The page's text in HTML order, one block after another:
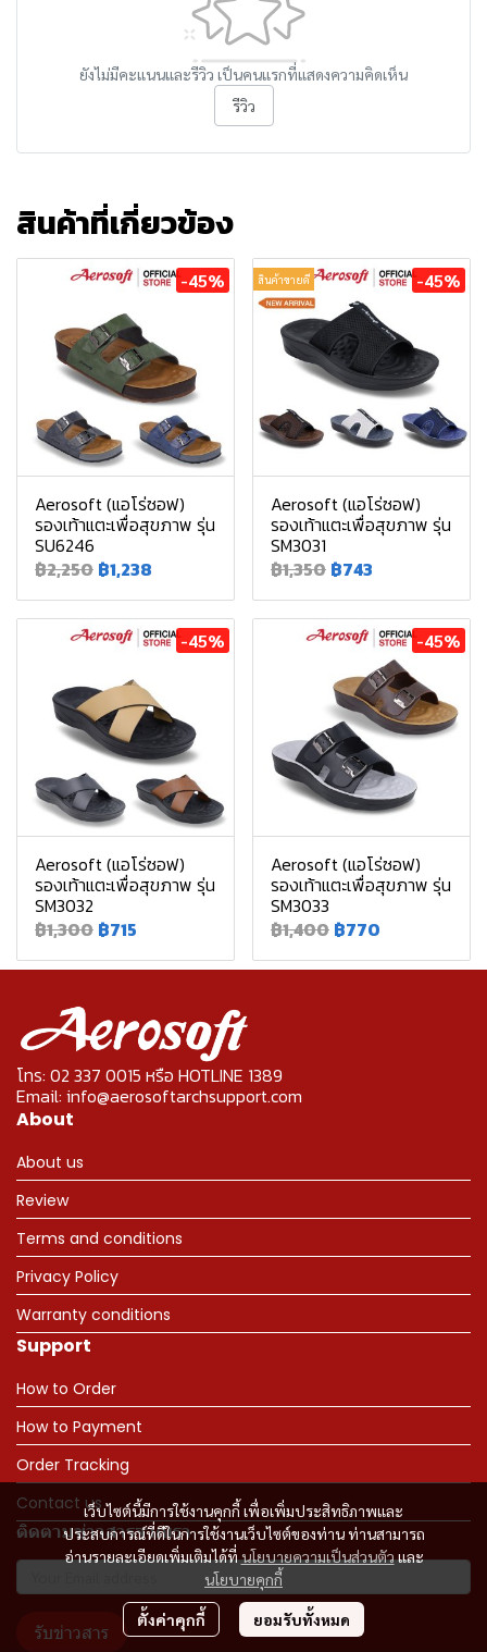
ยังไม่มีคะแนนและรีวิว เป็นคนแรกที่แสดงความคิดเห็น
รีวิว
สินค้าที่เกี่ยวข้อง
-45%
Aerosoft (แอโร่ซอฟ)
รองเท้าแตะเพื่อสุขภาพ รุ่น
SU6246
฿2,250 ฿1,238
สินค้าขายดี -45%
Aerosoft (แอโร่ซอฟ)
รองเท้าแตะเพื่อสุขภาพ รุ่น
SM3031
฿1,350 ฿743
-45%
Aerosoft (แอโร่ซอฟ)
รองเท้าแตะเพื่อสุขภาพ รุ่น
SM3032
฿1,300 ฿715
-45%
Aerosoft (แอโร่ซอฟ)
รองเท้าแตะเพื่อสุขภาพ รุ่น
SM3033
฿1,400 ฿770
เว็บไซต์นี้มีการใช้งานคุกกี้ เพื่อเพิ่มประสิทธิภาพและ
ประสบการณ์ที่ดีในการใช้งานเว็บไซต์ของท่าน ท่านสามารถ
อ่านรายละเอียดเพิ่มเติมได้ที่นโยบายความเป็นส่วนตัวและ
นโยบายคุกกี้
ตั้งค่าคุกกี้ ยอมรับทั้งหมด
โทร: 02 337 0015 หรือ HOTLINE 1389
Email: info@aerosoftarchsupport.com
About
About us
Review
Terms and conditions
Privacy Policy
Warranty conditions
Support
How to Order
How to Payment
Order Tracking
Contact us
ติดตามข่าวสารจากเรา
รับข่าวสาร